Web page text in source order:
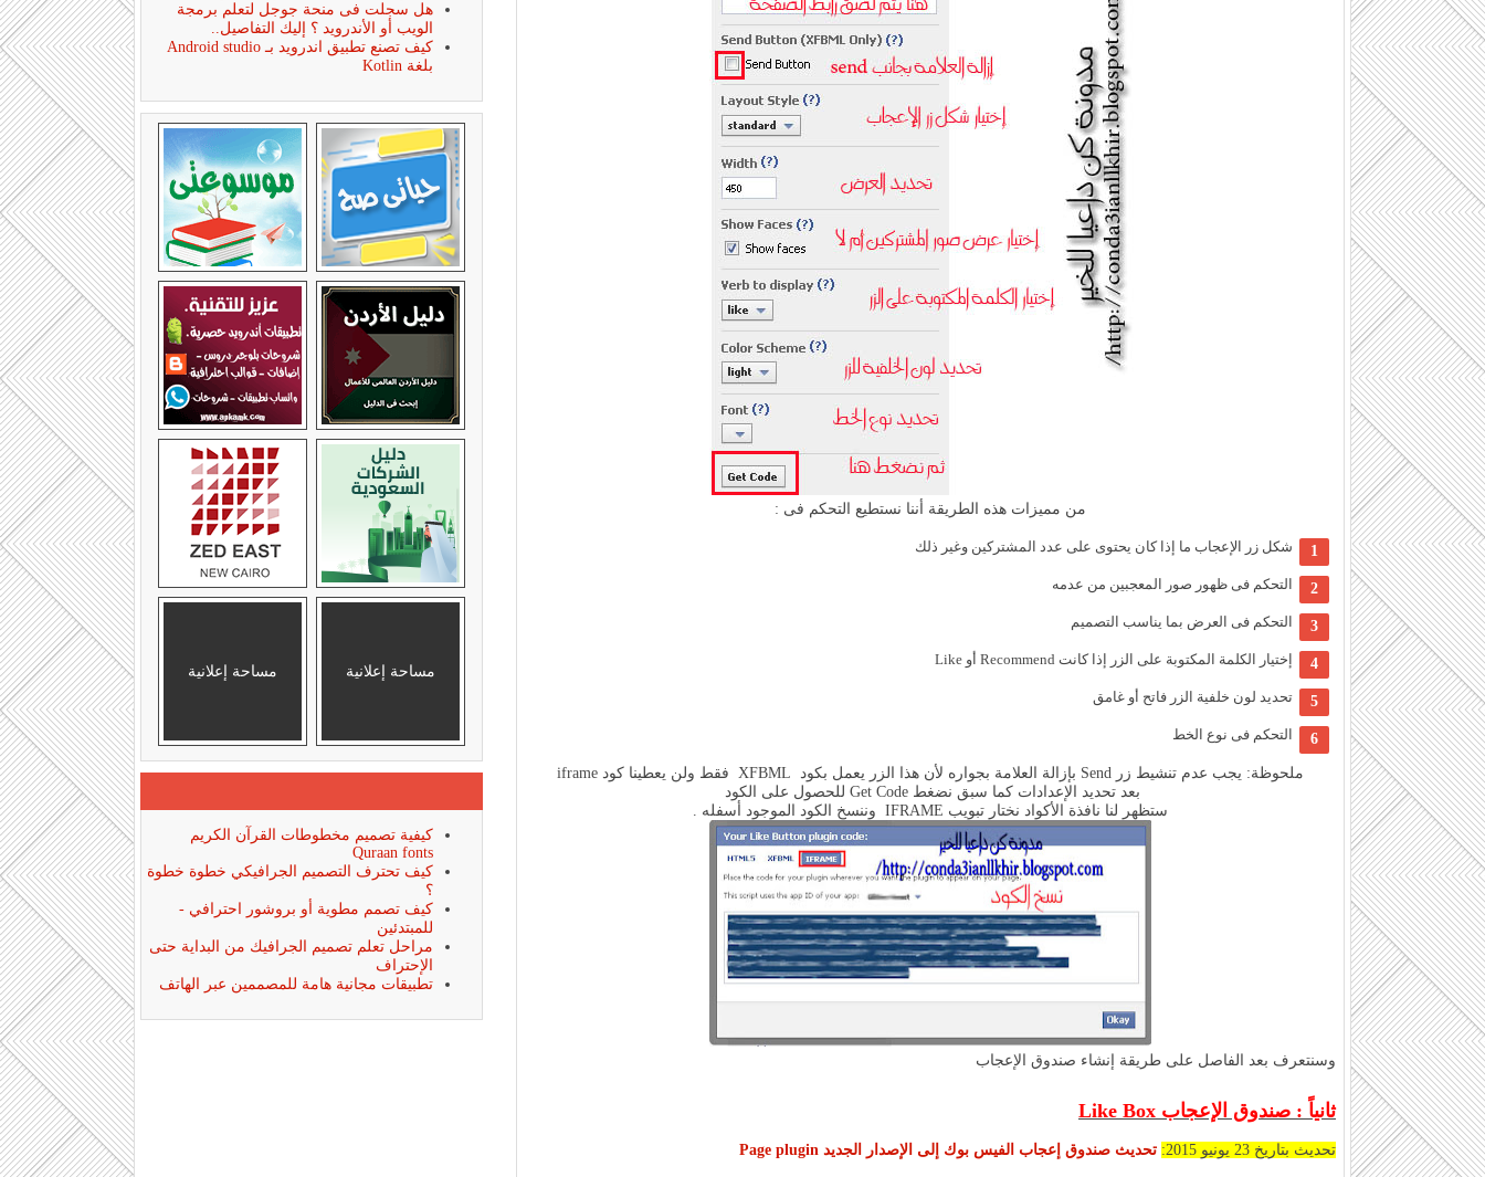
من مميزات هذه الطريقة أننا نستطيع التحكم فى :
شكل زر الإعجاب ما إذا كان يحتوى على عدد المشتركين وغير ذلك
التحكم فى ظهور صور المعجبين من عدمه
التحكم فى العرض بما يناسب التصميم
إختيار الكلمة المكتوبة على الزر إذا كانت Recommend أو Like
تحديد لون خلفية الزر فاتح أو غامق
التحكم فى نوع الخط
ملحوظة: يجب عدم تنشيط زر Send بإزالة العلامة بجواره لأن هذا الزر يعمل بكود XFBML فقط ولن يعطينا كود iframe
بعد تحديد الإعدادات كما سبق نضغط Get Code للحصول على الكود
ستظهر لنا نافذة الأكواد نختار تبويب IFRAME وننسخ الكود الموجود أسفله .
وسنتعرف بعد الفاصل على طريقة إنشاء صندوق الإعجاب
ثانياً : صندوق الإعجاب Like Box
تحديث بتاريخ 23 يونيو 2015: تحديث صندوق إعجاب الفيس بوك إلى الإصدار الجديد Page plugin
هل سجلت فى منحة جوجل لتعلم برمجة
الويب أو الأندرويد ؟ إليك التفاصيل..
كيف تصنع تطبيق اندرويد بـ Android studio
بلغة Kotlin
مساحة إعلانية مساحة إعلانية
كيفية تصميم مخطوطات القرآن الكريم
Quraan fonts
كيف تحترف التصميم الجرافيكي خطوة خطوة
؟
كيف تصمم مطوية أو بروشور احترافي -
للمبتدئين
مراحل تعلم تصميم الجرافيك من البداية حتى
الإحتراف
تطبيقات مجانية هامة للمصممين عبر الهاتف